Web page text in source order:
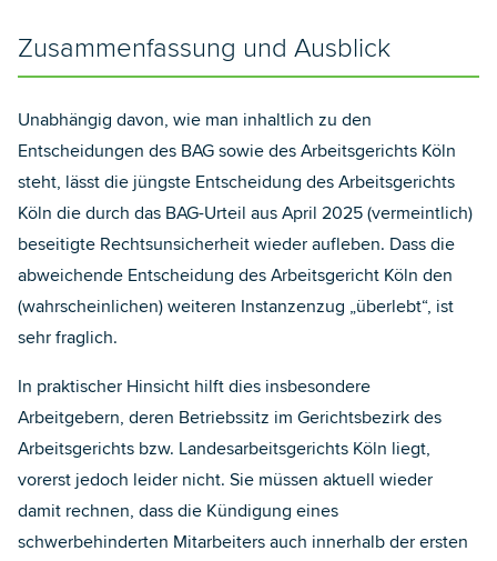
Zusammenfassung und Ausblick
Unabhängig davon, wie man inhaltlich zu den
Entscheidungen des BAG sowie des Arbeitsgerichts Köln
steht, lässt die jüngste Entscheidung des Arbeitsgerichts
Köln die durch das BAG-Urteil aus April 2025 (vermeintlich)
beseitigte Rechtsunsicherheit wieder aufleben. Dass die
abweichende Entscheidung des Arbeitsgericht Köln den
(wahrscheinlichen) weiteren Instanzenzug „überlebt“, ist
sehr fraglich.
In praktischer Hinsicht hilft dies insbesondere
Arbeitgebern, deren Betriebssitz im Gerichtsbezirk des
Arbeitsgerichts bzw. Landesarbeitsgerichts Köln liegt,
vorerst jedoch leider nicht. Sie müssen aktuell wieder
damit rechnen, dass die Kündigung eines
schwerbehinderten Mitarbeiters auch innerhalb der ersten